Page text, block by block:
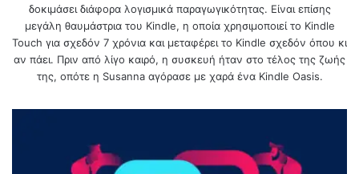
δοκιμάσει διάφορα λογισμικά παραγωγικότητας. Είναι επίσης
μεγάλη θαυμάστρια του Kindle, η οποία χρησιμοποιεί το Kindle
Touch για σχεδόν 7 χρόνια και μεταφέρει το Kindle σχεδόν όπου κι
αν πάει. Πριν από λίγο καιρό, η συσκευή ήταν στο τέλος της ζωής
της, οπότε η Susanna αγόρασε με χαρά ένα Kindle Oasis.